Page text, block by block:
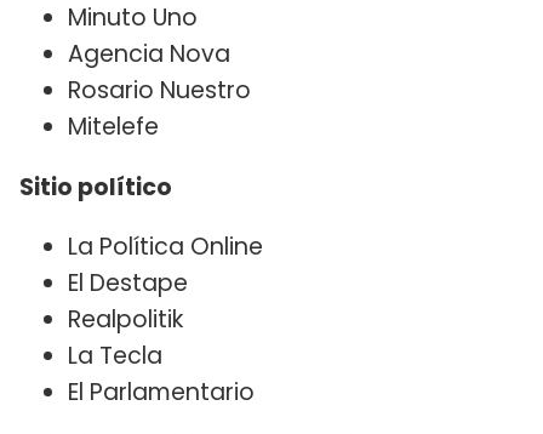
Minuto Uno
Agencia Nova
Rosario Nuestro
Mitelefe
Sitio político
La Política Online
El Destape
Realpolitik
La Tecla
El Parlamentario